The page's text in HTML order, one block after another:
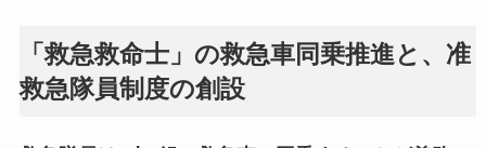
「救急救命士」の救急車同乗推進と、准
救急隊員制度の創設